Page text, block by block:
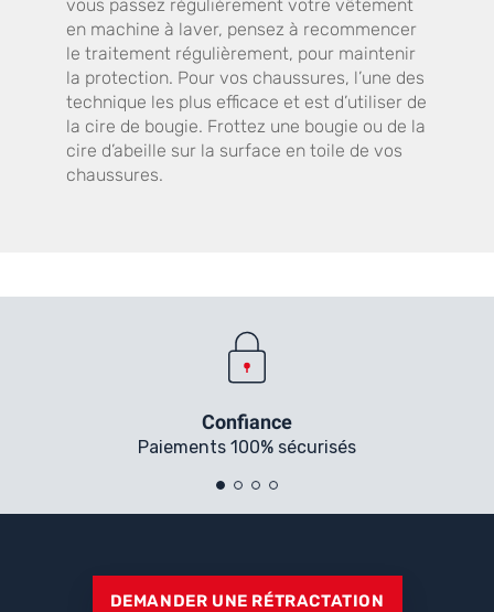
vous passez régulièrement votre vêtement
en machine à laver, pensez à recommencer
le traitement régulièrement, pour maintenir
la protection. Pour vos chaussures, l’une des
technique les plus efficace et est d’utiliser de
la cire de bougie. Frottez une bougie ou de la
cire d’abeille sur la surface en toile de vos
chaussures.
Confiance
Paiements 100% sécurisés
DEMANDER UNE RÉTRACTATION